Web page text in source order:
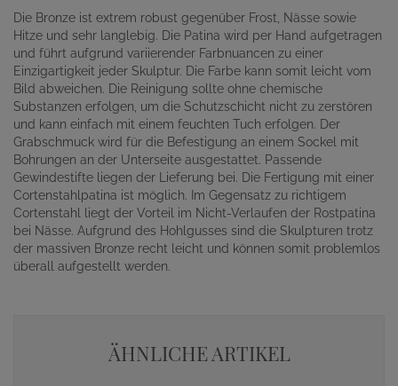
Die Bronze ist extrem robust gegenüber Frost, Nässe sowie
Hitze und sehr langlebig. Die Patina wird per Hand aufgetragen
und führt aufgrund variierender Farbnuancen zu einer
Einzigartigkeit jeder Skulptur. Die Farbe kann somit leicht vom
Bild abweichen. Die Reinigung sollte ohne chemische
Substanzen erfolgen, um die Schutzschicht nicht zu zerstören
und kann einfach mit einem feuchten Tuch erfolgen. Der
Grabschmuck wird für die Befestigung an einem Sockel mit
Bohrungen an der Unterseite ausgestattet. Passende
Gewindestifte liegen der Lieferung bei. Die Fertigung mit einer
Cortenstahlpatina ist möglich. Im Gegensatz zu richtigem
Cortenstahl liegt der Vorteil im Nicht-Verlaufen der Rostpatina
bei Nässe. Aufgrund des Hohlgusses sind die Skulpturen trotz
der massiven Bronze recht leicht und können somit problemlos
überall aufgestellt werden.
ÄHNLICHE ARTIKEL